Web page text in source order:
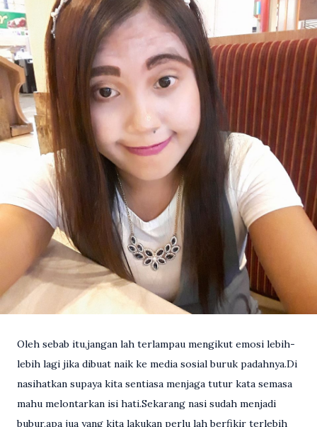
Oleh sebab itu,jangan lah terlampau mengikut emosi lebih-
lebih lagi jika dibuat naik ke media sosial buruk padahnya.Di
nasihatkan supaya kita sentiasa menjaga tutur kata semasa
mahu melontarkan isi hati.Sekarang nasi sudah menjadi
bubur,apa jua yang kita lakukan perlu lah berfikir terlebih